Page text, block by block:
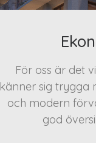
För oss är det
känner sig trygga
och modern
god